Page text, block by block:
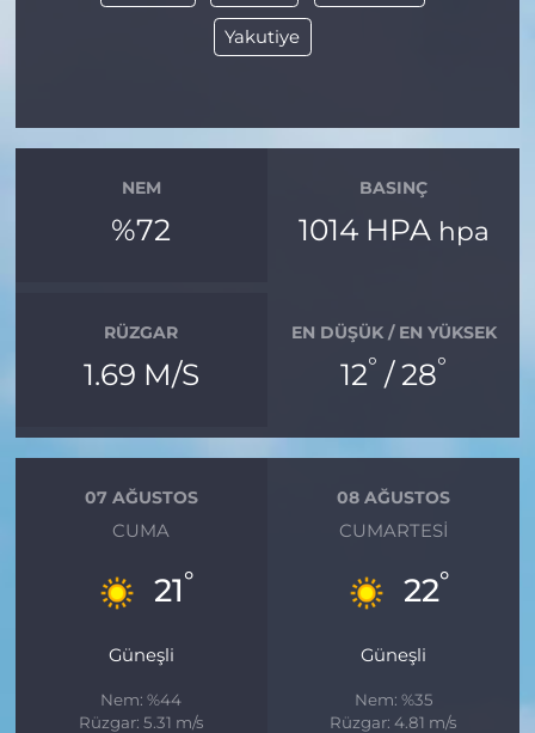
Yakutiye
NEM
%72
BASINÇ
1014 HPA hpa
RÜZGAR
1.69 M/S
EN DÜŞÜK / EN YÜKSEK
12° / 28°
07 AĞUSTOS
CUMA
21°
Güneşli
Nem: %44
Rüzgar: 5.31 m/s
08 AĞUSTOS
CUMARTESI
22°
Güneşli
Nem: %35
Rüzgar: 4.81 m/s